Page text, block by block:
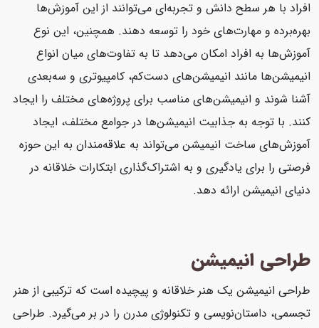
افراد با هر سطح دانش و تجربه‌ای می‌توانند از این آموزش‌ها
بهره‌برده و مهارت‌های خود را توسعه دهند. همچنین، این نوع
آموزش‌ها به افراد امکان می‌دهد تا به تفاوت‌های میان انواع
انیمیشن‌ها مانند انیمیشن‌های دست‌کم، کامپیوتری و سه‌بعدی
آشنا شوند و انیمیشن‌های مناسب برای پروژه‌های مختلف را ایجاد
کنند. با توجه به جذابیت انیمیشن‌ها در جوامع مختلف، ایجاد
آموزش‌های ساخت انیمیشن می‌تواند به علاقه‌مندان به این حوزه
فرصتی را برای یادگیری و به اشتراک‌گذاری ابتکارات خلاقانه در
دنیای انیمیشن ارائه دهد.
طراحی انیمیشن
طراحی انیمیشن یک هنر خلاقانه و پیچیده است که ترکیبی از هنر
تجسمی، داستان‌نویسی و تکنولوژی مدرن را در بر می‌گیرد. طراحی